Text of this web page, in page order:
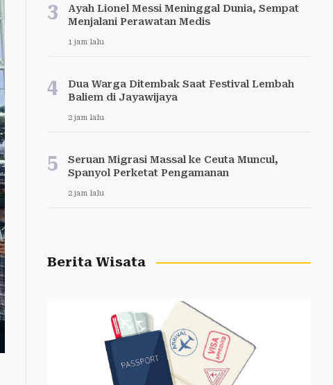
3
Ayah Lionel Messi Meninggal Dunia, Sempat
Menjalani Perawatan Medis
1 jam lalu
4
Dua Warga Ditembak Saat Festival Lembah
Baliem di Jayawijaya
2 jam lalu
5
Seruan Migrasi Massal ke Ceuta Muncul,
Spanyol Perketat Pengamanan
2 jam lalu
Berita Wisata